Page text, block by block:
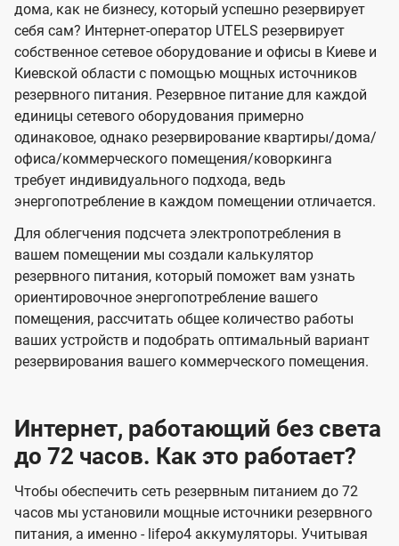
дома, как не бизнесу, который успешно резервирует
себя сам? Интернет-оператор UTELS резервирует
собственное сетевое оборудование и офисы в Киеве и
Киевской области с помощью мощных источников
резервного питания. Резервное питание для каждой
единицы сетевого оборудования примерно
одинаковое, однако резервирование квартиры/дома/
офиса/коммерческого помещения/коворкинга
требует индивидуального подхода, ведь
энергопотребление в каждом помещении отличается.
Для облегчения подсчета электропотребления в
вашем помещении мы создали калькулятор
резервного питания, который поможет вам узнать
ориентировочное энергопотребление вашего
помещения, рассчитать общее количество работы
ваших устройств и подобрать оптимальный вариант
резервирования вашего коммерческого помещения.
Интернет, работающий без света
до 72 часов. Как это работает?
Чтобы обеспечить сеть резервным питанием до 72
часов мы установили мощные источники резервного
питания, а именно - lifepo4 аккумуляторы. Учитывая